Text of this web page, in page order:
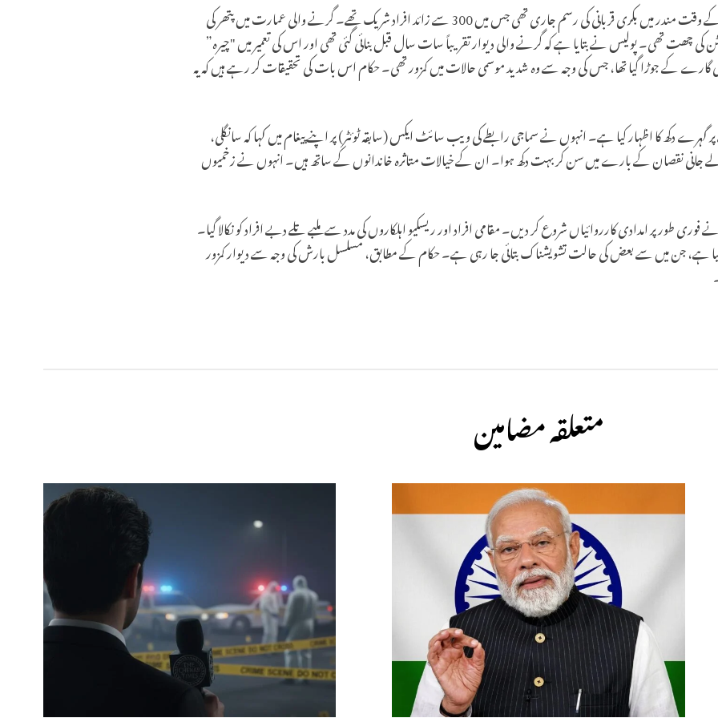
سانگلی ضلع پولیس کے مطابق، حادثے کے وقت مندر میں بکری قربانی کی رسم جاری تھی جس میں 300 سے زائد افراد شریک تھے۔ گرنے والی عمارت میں پتھر کی
چھت تھی۔ پولیس نے بتایا ہے کہ گرنے والی دیوار تقریباً سات سال قبل بنائی گئی تھی اور اس کی تعمیر میں "چیرہ”
کسی گارے کے جوڑا گیا تھا، جس کی وجہ سے وہ شدید موسمی حالات میں کمزور تھی۔ حکام اس بات کی تحقیقات کر رہے ہیں کہ یہ
دکھ کا اظہار کیا ہے۔ انہوں نے سماجی رابطے کی ویب سائٹ ایکس (سابقہ ٹوئٹر) پر اپنے پیغام میں کہا کہ سانگلی،
جانی نقصان کے بارے میں سن کر بہت دکھ ہوا۔ ان کے خیالات متاثرہ خاندانوں کے ساتھ ہیں۔ انہوں نے زخمیوں
فوری طور پر امدادی کارروائیاں شروع کر دیں۔ مقامی افراد اور ریسکیو اہلکاروں کی مدد سے ملبے تلے دبے افراد کو نکالا گیا۔
گیا ہے، جن میں سے بعض کی حالت تشویشناک بتائی جا رہی ہے۔ حکام کے مطابق، مسلسل بارش کی وجہ سے دیوار کمزور
متعلقہ مضامین